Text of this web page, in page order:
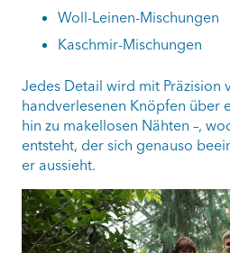
Woll-Leinen-Mischungen
Kaschmir-Mischungen
Jedes Detail wird mit Präzision
handverlesenen Knöpfen über
hin zu makellosen Nähten –,
entsteht, der sich genauso
er aussieht.